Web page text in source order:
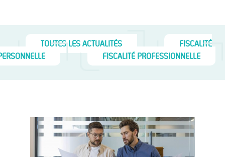
TOUTES LES ACTUALITÉS
FISCALITÉ
FISCALITÉ PROFESSIONNELLE